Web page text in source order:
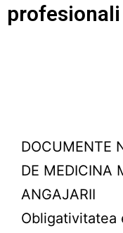
profesionali
DOCUMENTE
DE MEDICINA
ANGAJARII
Obligativitatea